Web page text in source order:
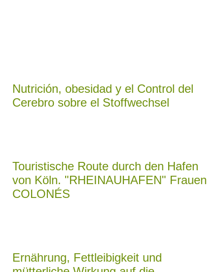
Nutrición, obesidad y el Control del
Cerebro sobre el Stoffwechsel
Touristische Route durch den Hafen
von Köln. "RHEINAUHAFEN" Frauen
COLONÉS
Ernährung, Fettleibigkeit und